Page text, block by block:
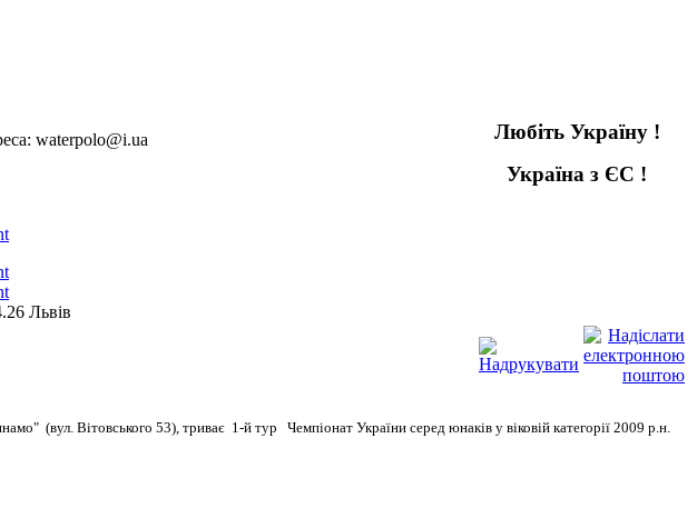
waterpolo@i.ua
Любіть Україну !
Україна з ЄС !
Львів
(вул. Вітовського 53), триває 1-й тур Чемпіонат України серед юнаків у віковій категорії 2009 р.н.